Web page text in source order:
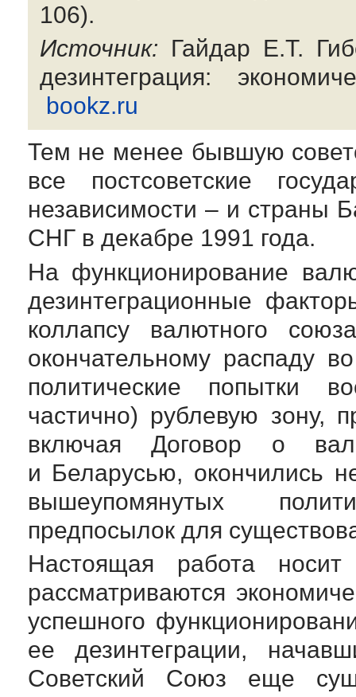
106).
Источник: Гайдар Е.Т.
дезинтеграция:
bookz.ru
Тем не менее бывшую
все постсоветские
независимости – и страны
СНГ в декабре 1991 года.
На функционирование
дезинтеграционные
коллапсу валютного
окончательному распаду
политические попытки
частично) рублевую зону,
включая Договор о
и Беларусью, окончились
вышеупомянутых
предпосылок для
Настоящая работа
рассматриваются
успешного
ее дезинтеграции,
Советский Союз еще